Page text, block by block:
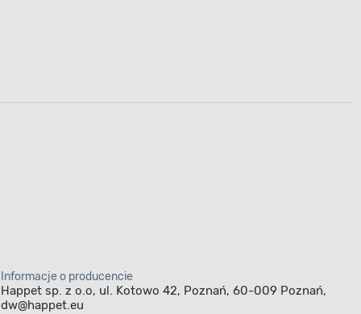
Informacje o producencie
Happet sp. z o.o, ul. Kotowo 42, Poznań, 60-009 Poznań,
dw@happet.eu